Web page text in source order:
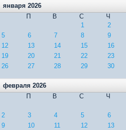
января 2026
П
В С Ч
1
2
5
6 7 8 9
12
13 14 15 16
19
20 21 22 23
26
27 28 29 30
февраля 2026
П
В С Ч
2
3 4 5 6
9
10 11 12 13